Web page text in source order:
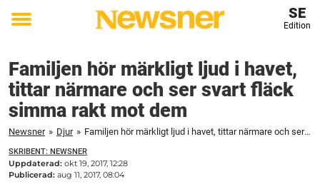
Toggle
SE
Edition
Familjen hör märkligt ljud i havet,
tittar närmare och ser svart fläck
simma rakt mot dem
Newsner » Djur » Familjen hör märkligt ljud i havet, tittar närmare och ser svart fläck simma rakt mot dem
SKRIBENT: NEWSNER
Uppdaterad: okt 19, 2017, 12:28
Publicerad: aug 11, 2017, 08:04